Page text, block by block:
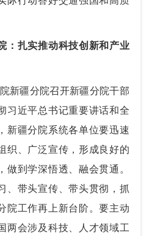
：扎实推动科技创新和产业
疆分院召开新疆分院干部
习近平总书记重要讲话和全
新疆分院系统各单位要迅速
织、广泛宣传，形成良好的
做到学深悟透、融会贯通。
、带头宣传、带头贯彻，抓
院工作再上新台阶。要主动
两会涉及科技、人才领域工